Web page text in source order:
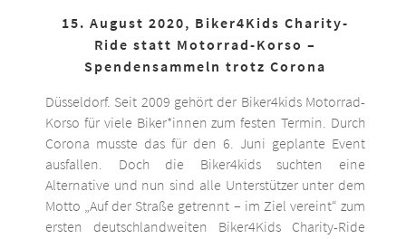
15. August 2020, Biker4Kids Charity-
Ride statt Motorrad-Korso –
Spendensammeln trotz Corona
Düsseldorf. Seit 2009 gehört der Biker4kids Motorrad-
Korso für viele Biker*innen zum festen Termin. Durch
Corona musste das für den 6. Juni geplante Event
ausfallen. Doch die Biker4kids suchten eine
Alternative und nun sind alle Unterstützer unter dem
Motto „Auf der Straße getrennt – im Ziel vereint“ zum
ersten deutschlandweiten Biker4Kids Charity-Ride